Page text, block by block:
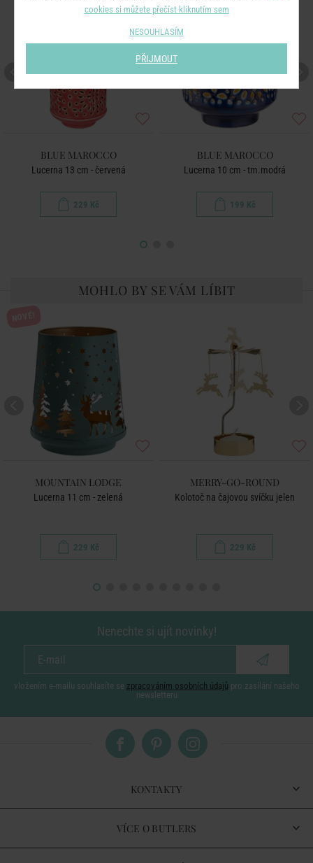
BLUE MAROCCO
Lucerna 13 cm - červená
229 Kč
BLUE MAROCCO
Lucerna 10 cm - tm.modrá
199 Kč
MOHLO BY SE VÁM LÍBIT
MOUNTAIN LODGE
Lucerna 11 cm - zelená
229 Kč
MERRY-GO-ROUND
Kolotoč na čajovou svíčku jelen
229 Kč
Nenechte si ujít novinky!
vložením e-mailu souhlasíte se zpracováním osobních údajů pro zasílání našeho
newsletteru
KONTAKTY
VÍCE O BUTLERS
cookies si můžete přečíst kliknutím sem
NESOUHLASÍM
PŘIJMOUT